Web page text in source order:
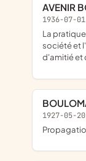
AVENIR
1936-07-01
La pratique du jeu de boules national, des jeux de
société et
d'amitié et
1927-05-20